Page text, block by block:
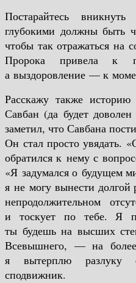
Постарайтесь
глубокими должны быть
чтобы так отражаться на
Пророка привела к
а выздоровление — к
Расскажу также
Савбан (да будет
заметил, что Савбана
Он стал просто увядать.
обратился к нему с
«Я задумался о будущем
я не могу вынести
непродолжительном
и тоскует по тебе. Я
ты будешь на высших
Всевышнего, — на
я вытерплю
сподвижник.